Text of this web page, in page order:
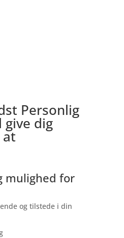
Personlig
give dig
mulighed for
og tilstede i din